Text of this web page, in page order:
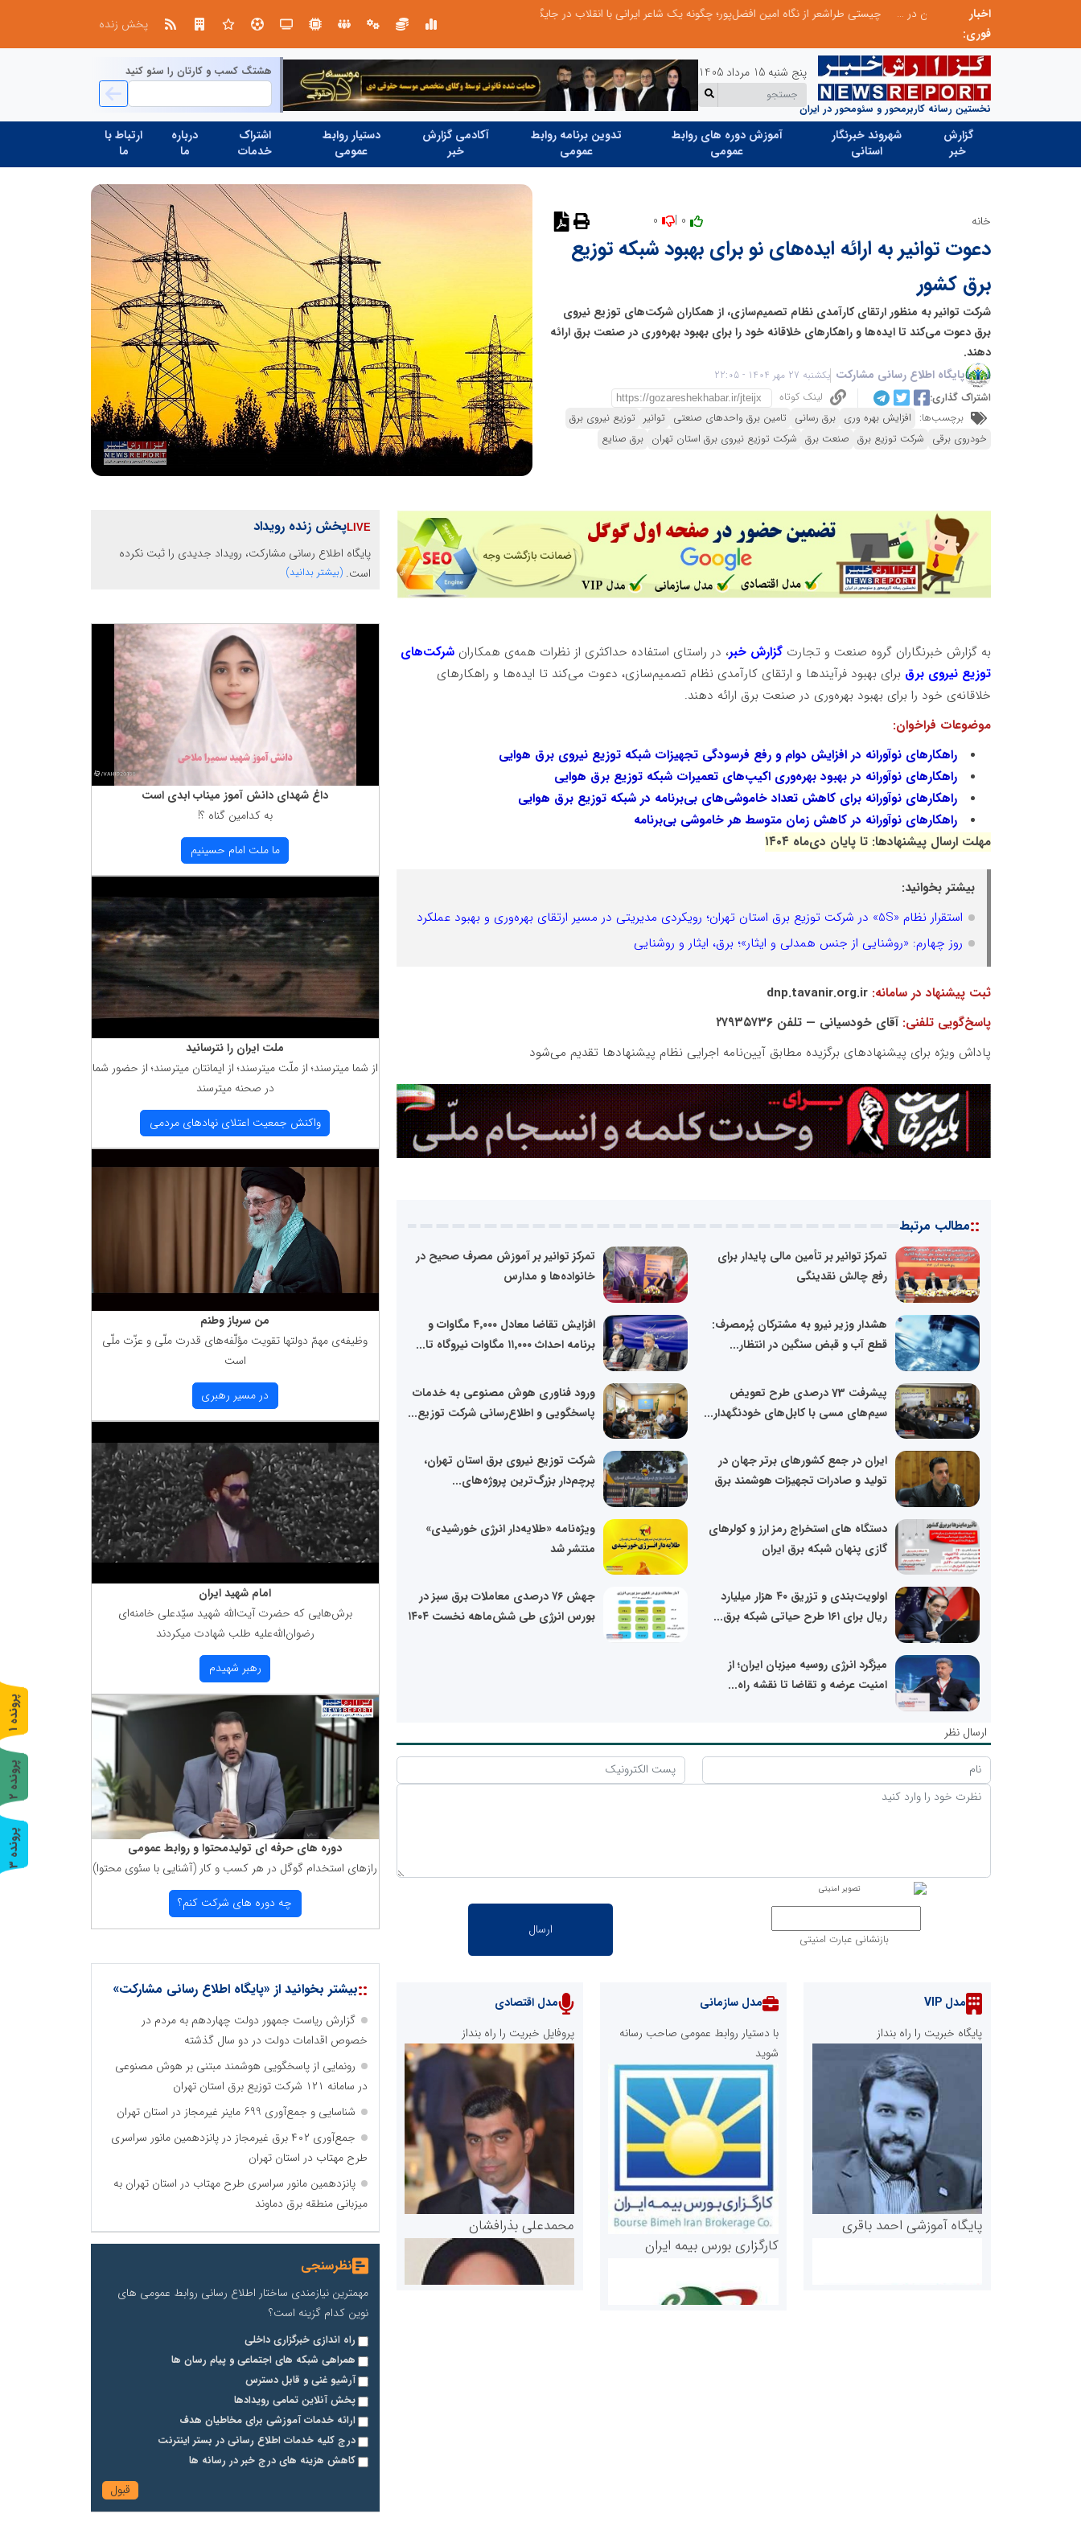
اخبار
فوری:
چیستی طراشعر از نگاه امین افضل‌پور؛ چگونه یک شاعر ایرانی با انقلاب در جایگاه حرف، شعر را از متن خطی به میدان ادراک بصری تبدیل کرد؟
پخش زنده
نخستین رسانه کاربرمحور و سئومحور در ایران
پنج شنبه 15 مرداد 1405 هشتگ کسب و کارتان را سئو کنید
گزارش
خبر
شهروند خبرنگار
استانی
آموزش دوره های روابط
عمومی
تدوین برنامه روابط
عمومی
آکادمی گزارش
خبر
دستیار روابط
عمومی
اشتراک
خدمات
درباره
ما
ارتباط با
ما
خانه
دعوت توانیر به ارائه ایده‌های نو برای بهبود شبکه توزیع
برق کشور
شرکت توانیر به منظور ارتقای کارآمدی نظام تصمیم‌سازی، از همکاران شرکت‌های توزیع نیروی
برق دعوت می‌کند تا ایده‌ها و راهکارهای خلاقانه خود را برای بهبود بهره‌وری در صنعت برق ارائه
دهند.
پایگاه اطلاع رسانی مشارکت یکشنبه 27 مهر 1404 - 22:05
اشتراک گذاری:
لینک کوتاه
برچسب‌ها: افزایش بهره وری برق رسانی تامین برق واحدهای صنعتی توانیر توزیع نیروی برق
خودروی برقی شرکت توزیع برق صنعت برق شرکت توزیع نیروی برق استان تهران برق صنایع
به گزارش خبرنگاران گروه صنعت و تجارتگزارش خبر، در راستای استفاده حداکثری از نظرات همه‌ی همکارانشرکت‌های
توزیع نیروی برق برای بهبود فرآیندها و ارتقای کارآمدی نظام تصمیم‌سازی، دعوت می‌کند تا ایده‌ها و راهکارهای
خلاقانه‌ی خود را برای بهبود بهره‌وری در صنعت برق ارائه دهند.
موضوعات فراخوان:
راهکارهای نوآورانه در افزایش دوام و رفع فرسودگی تجهیزات شبکه توزیع نیروی برق هوایی
راهکارهای نوآورانه در بهبود بهره‌وری اکیپ‌های تعمیرات شبکه توزیع برق هوایی
راهکارهای نوآورانه برای کاهش تعداد خاموشی‌های بی‌برنامه در شبکه توزیع برق هوایی
راهکارهای نوآورانه در کاهش زمان متوسط هر خاموشی بی‌برنامه
مهلت ارسال پیشنهادها: تا پایان دی‌ماه ۱۴۰۴
بیشتر بخوانید:
استقرار نظام «5S» در شرکت توزیع برق استان تهران؛ رویکردی مدیریتی در مسیر ارتقای بهره‌وری و بهبود عملکرد
روز چهارم: «روشنایی از جنس همدلی و ایثار»؛ برق، ایثار و روشنایی
ثبت پیشنهاد در سامانه:dnp.tavanir.org.ir
پاسخ‌گویی تلفنی:آقای خودسیانی — تلفن ۲۷۹۳۵۷۳۶
پاداش ویژه برای پیشنهادهای برگزیده مطابق آیین‌نامه اجرایی نظام پیشنهادها تقدیم می‌شود
::مطالب مرتبط
تمرکز توانیر بر تأمین مالی پایدار برای
رفع چالش نقدینگی
تمرکز توانیر بر آموزش مصرف صحیح در
خانواده‌ها و مدارس
هشدار وزیر نیرو به مشترکان پُرمصرف:
قطع آب و قبض سنگین در انتظار...
افزایش تقاضا معادل ۴٬۰۰۰ مگاوات و
برنامه احداث ۱۱٬۰۰۰ مگاوات نیروگاه تا...
پیشرفت 73 درصدی طرح تعویض
سیم‌های مسی با کابل‌های خودنگهدار...
ورود فناوری هوش مصنوعی به خدمات
پاسخگویی و اطلاع‌رسانی شرکت توزیع...
ایران در جمع کشورهای برتر جهان در
تولید و صادرات تجهیزات هوشمند برق
شرکت توزیع نیروی برق استان تهران،
پرچم‌دار بزرگ‌ترین پروژه‌های...
دستگاه های استخراج رمز ارز و کولرهای
گازی پنهان شبکه برق ایران
ویژه‌نامه «طلایه‌دار انرژی خورشیدی»
منتشر شد
اولویت‌بندی و تزریق ۴۰ هزار میلیارد
ریال برای ۱۶۱ طرح حیاتی شبکه برق...
جهش ۷۶ درصدی معاملات برق سبز در
بورس انرژی طی شش‌ماهه نخست ۱۴۰۴
میزگرد انرژی روسیه میزبان ایران؛ از
امنیت عرضه و تقاضا تا نقشه راه...
ارسال نظر
بازنشانی عبارت امنیتی
مدل VIP
پایگاه خبریت را راه بنداز
پایگاه آموزشی احمد باقری
مدل سازمانی
با دستیار روابط عمومی صاحب رسانه
شوید
کارگزاری بورس بیمه ایران
مدل اقتصادی
پروفایل خبریت را راه بنداز
محمدعلی بذرافشان
پخش زنده رویداد
پایگاه اطلاع رسانی مشارکت، رویداد جدیدی را ثبت نکرده
است. (بیشتر بدانید)
داغ شهدای دانش آموز میناب ابدی است
به كدامین گناه ؟!
ما ملت امام حسینیم
ملت ایران را نترسانید
از شما میترسند؛ از ملّت میترسند؛ از ایمانتان میترسند؛ از حضور شما
در صحنه میترسند
واكنش جمعیت اعتلای نهادهای مردمی
من سرباز وطنم
وظیفه‌ی مهمّ دولتها تقویت مؤلّفه‌های قدرت ملّی و عزّت ملّی
است
در مسیر رهبری
امام شهید ایران
برش‌هایی كه حضرت آیت‌الله شهید سیّدعلی خامنه‌ای
رضوان‌الله‌علیه طلب شهادت میكردند
رهبر شهیدم
دوره های حرفه ای تولیدمحتوا و روابط عمومی
رازهای استخدام گوگل در هر كسب و كار (آشنایی با سئوی محتوا)
چه دوره های شركت كنم؟
::بیشتر بخوانید از «پایگاه اطلاع رسانی مشارکت»
گزارش ریاست جمهور دولت چهاردهم به مردم در
خصوص اقدامات دولت در دو سال گذشته
رونمایی از پاسخگویی هوشمند مبتنی بر هوش مصنوعی
در سامانه ۱۲۱ شرکت توزیع برق استان تهران
شناسایی و جمع‌آوری 699 ماینر غیرمجاز در استان تهران
جمع‌آوری ۴۰۲ برق غیرمجاز در پانزدهمین مانور سراسری
طرح مهتاب در استان تهران
پانزدهمین مانور سراسری طرح مهتاب در استان تهران به
میزبانی منطقه برق دماوند
نظرسنجی
مهمترین نیازمندی ساختار اطلاع رسانی روابط عمومی های
نوین کدام گزینه است؟
راه اندازی خبرگزاری داخلی
همراهی شبکه های اجتماعی و پیام رسان ها
آرشیو غنی و قابل دسترس
پخش آنلاین تمامی رویدادها
ارائه خدمات آموزشی برای مخاطیان هدف
درج کلیه خدمات اطلاع رسانی در بستر اینترنت
کاهش هزینه های درج خبر در رسانه ها
پ
ر
و
ن
د
ه
1
پ
ر
و
ن
د
ه
2
پ
ر
و
ن
د
ه
3